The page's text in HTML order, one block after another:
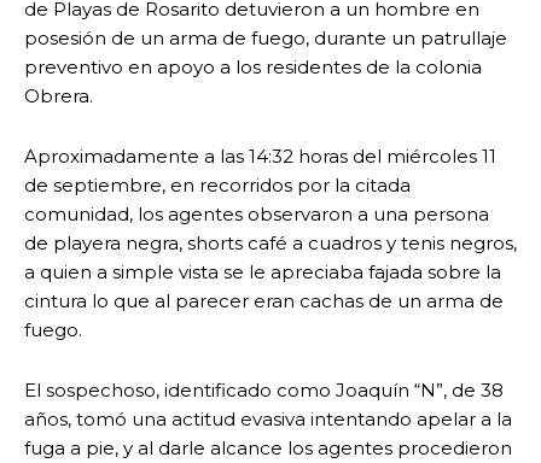
de Playas de Rosarito detuvieron a un hombre en
posesión de un arma de fuego, durante un patrullaje
preventivo en apoyo a los residentes de la colonia
Obrera.
Aproximadamente a las 14:32 horas del miércoles 11
de septiembre, en recorridos por la citada
comunidad, los agentes observaron a una persona
de playera negra, shorts café a cuadros y tenis negros,
a quien a simple vista se le apreciaba fajada sobre la
cintura lo que al parecer eran cachas de un arma de
fuego.
El sospechoso, identificado como Joaquín “N”, de 38
años, tomó una actitud evasiva intentando apelar a la
fuga a pie, y al darle alcance los agentes procedieron